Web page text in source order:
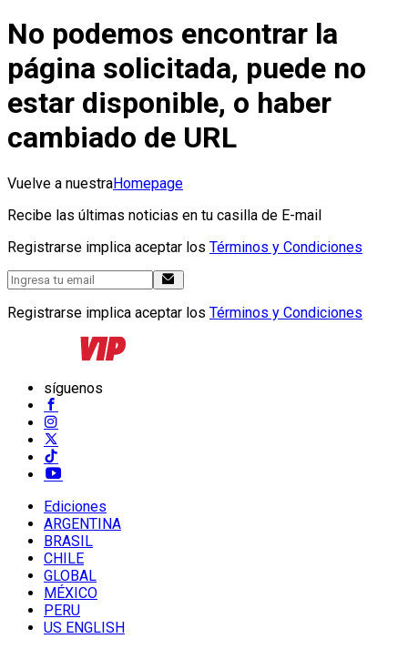
No podemos encontrar la
página solicitada, puede no
estar disponible, o haber
cambiado de URL
Vuelve a nuestraHomepage
Recibe las últimas noticias en tu casilla de E-mail
Registrarse implica aceptar los Términos y Condiciones
Registrarse implica aceptar los Términos y Condiciones
síguenos
Ediciones
ARGENTINA
BRASIL
CHILE
GLOBAL
MÉXICO
PERU
US ENGLISH